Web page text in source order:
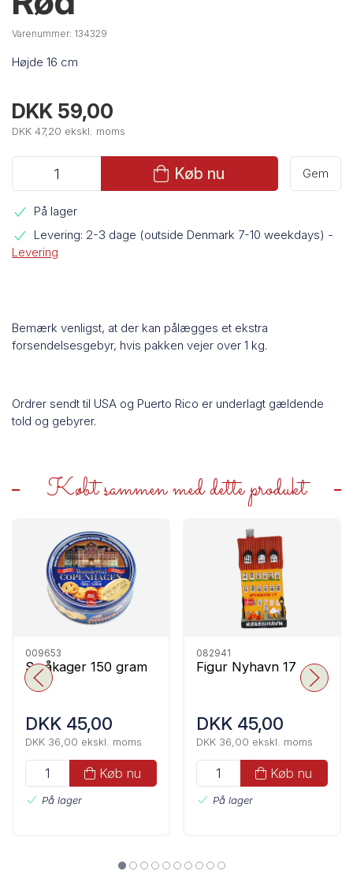
Varenummer: 134329
Højde 16 cm
DKK 59,00
DKK 47,20 ekskl. moms
Køb nu Gem
På lager
Levering: 2-3 dage (outside Denmark 7-10 weekdays) -
Levering
Bemærk venligst, at der kan pålægges et ekstra
forsendelsesgebyr, hvis pakken vejer over 1 kg.
Ordrer sendt til USA og Puerto Rico er underlagt gældende
told og gebyrer.
Købt sammen med dette produkt
009653
Småkager 150 gram
DKK 45,00
DKK 36,00 ekskl. moms
Køb nu
På lager
082941
Figur Nyhavn 17
DKK 45,00
DKK 36,00 ekskl. moms
Køb nu
På lager